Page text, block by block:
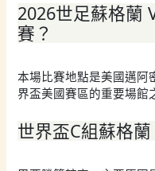
2026世足蘇格蘭
賽？
本場比賽地點是美國邁阿
界盃美國賽區的重要場館
世界盃C組蘇格